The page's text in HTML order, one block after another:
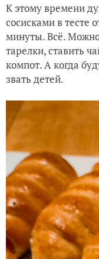
К этому времени
сосисками в тесте
минуты. Всё. Можно
тарелки, ставить
компот. А когда
звать детей.